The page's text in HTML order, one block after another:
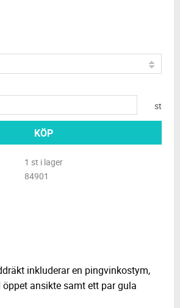
st
KÖP
1 st i lager
84901
inkluderar en pingvinkostym,
ansikte samt ett par gula